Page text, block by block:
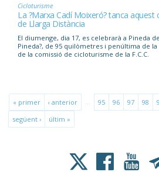
Cicloturisme
La ?Marxa Cadí Moixeró? tanca aquest
de Llarga Distància
El diumenge, dia 17, es celebrarà a Pineda
Pineda?, de 95 quilòmetres i penúltima de
de la comissió de cicloturisme de la F.C.C.
« primer ‹ anterior 95 96 97 98
següent ›
últim »